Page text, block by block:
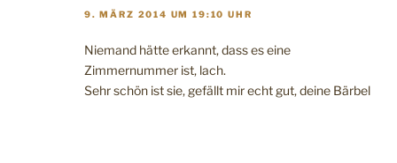
9. MÄRZ 2014 UM 19:10 UHR
Niemand hätte erkannt, dass es eine
Zimmernummer ist, lach.
Sehr schön ist sie, gefällt mir echt gut, deine Bärbel